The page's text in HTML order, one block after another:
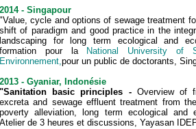
2014 - Singapour
"Value, cycle and options of sewage treatment
shift of paradigm and good practice in the
landscaping for long term ecological and
formation pour la
National University of
Environnement,pour un public de doctorants,
2013 - Gyaniar, Indonésie
"Sanitation basic principles - Overview of
excreta and sewage effluent treatment from
poverty alleviation, long term ecological and
Atelier de 3 heures et discussions, Yayasan